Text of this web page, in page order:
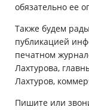
обязательно ее
Также будем
публикацией
печатном
Лахтурова,
Лахтуров,
Пишите или